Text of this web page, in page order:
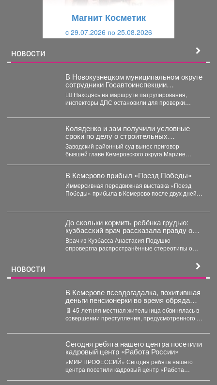
Магнит Косметик
c 29.07.2026 по 25.08.2026
НОВОСТИ
В Новокузнецком муниципальном округе
сотрудники Госавтоинспекции
задержали нетрезвого водителя,
повторно севшего за руль в состоянии
опьянения
👮‍♂ Находясь на маршруте патрулирования,
инспекторы ДПС остановили для проверки
Коляденко и зам получили условные
сроки по делу о строительных
махинациях
Заводский районный суд вынес приговор
бывшей главе Кемеровского округа Марине
В Кемерово прибыл «Поезд Победы»
Иммерсивная передвижная выставка «Поезд
Победы» прибыла в Кемерово после двух дней
До скольки кормить ребёнка грудью:
кузбасский врач рассказала правду о
лактации
Врач из Кузбасса Анастасия Подушко
опровергла распространённые стереотипы о
НОВОСТИ
В Кемерове псевдогадалка, похитившая
деньги пенсионерки во время обряда
снятия порчи, отправилась в колонию-
поселение
📄 45-летняя местная жительница обвинялась в
совершении преступления, предусмотренного ч.
Сегодня ребята нашего центра посетили
кадровый центр «Работа России»
«МИР ПРОФЕССИЙ» Сегодня ребята нашего
центра посетили кадровый центр «Работа